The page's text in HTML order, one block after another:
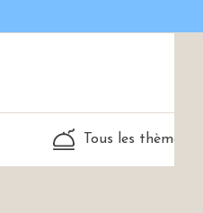
Tous les thèmes